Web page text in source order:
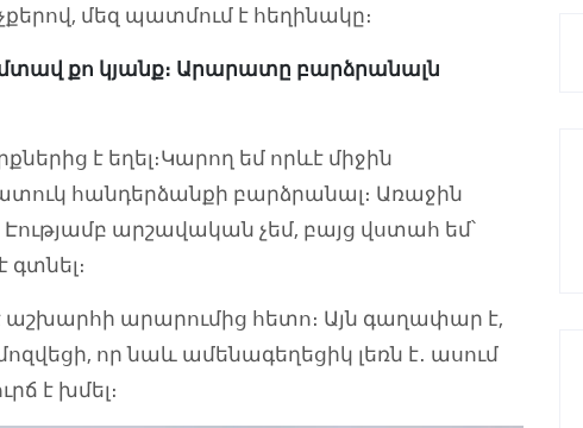
մեզ պատմում է հեղինակը։
մտավ քո կյանք։ Արարատը բարձրանալն
է եղել։Կարող եմ որևէ միջին
հանդերձանքի բարձրանալ։ Առաջին
արշավական չեմ, բայց վստահ եմ՝
գտնել։
աշխարհի արարումից հետո։ Այն գաղափար է,
որ նաև ամենագեղեցիկ լեռն է․ ասում
է խմել։